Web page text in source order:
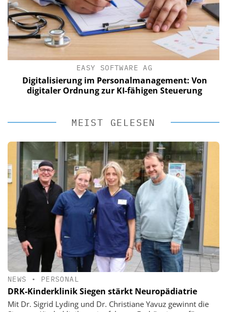
EASY SOFTWARE AG
Digitalisierung im Personalmanagement: Von
digitaler Ordnung zur KI-fähigen Steuerung
MEIST GELESEN
NEWS • PERSONAL
DRK-Kinderklinik Siegen stärkt Neuropädiatrie
Mit Dr. Sigrid Lyding und Dr. Christiane Yavuz gewinnt die